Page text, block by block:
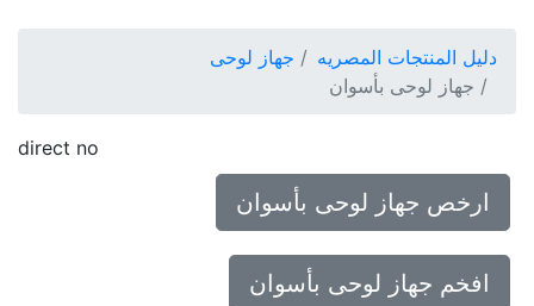
دليل المنتجات المصريه
جهاز لوحى
جهاز لوحى بأسوان
direct no
ارخص جهاز لوحى بأسوان
افخم جهاز لوحى بأسوان